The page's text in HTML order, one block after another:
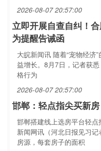
2026-08-07 20:57:00
立即开展自查自纠！
为提醒告诫函
大皖新闻讯 随着“宠物经济
益增长。8月7日，记者获
格行为
2026-08-07 20:57:00
邯郸：轻点指尖买新
邯郸搭建线上选房平台轻
新闻网讯（河北日报见习
房源，每套房子的面积